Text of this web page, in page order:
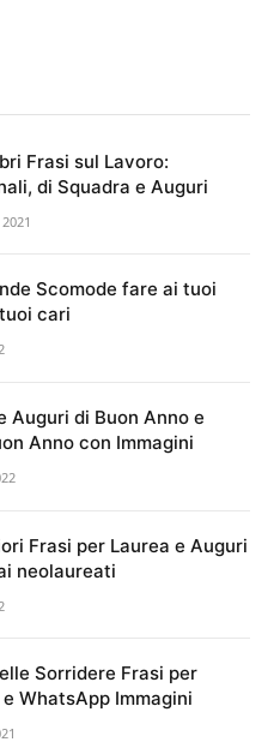
Frasi sul Lavoro:
di Squadra e Auguri
Scomode fare ai tuoi
cari
Auguri di Buon Anno e
Anno con Immagini
Frasi per Laurea e Auguri
neolaureati
Sorridere Frasi per
WhatsApp Immagini